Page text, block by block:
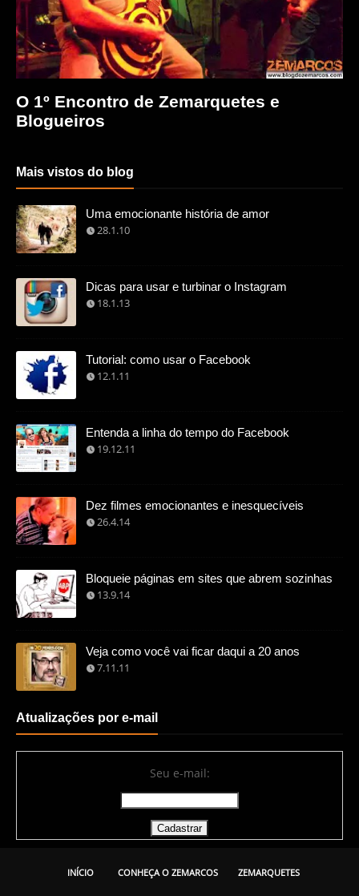
O 1º Encontro de Zemarquetes e
Blogueiros
Mais vistos do blog
Uma emocionante história de amor
28.1.10
Dicas para usar e turbinar o Instagram
18.1.13
Tutorial: como usar o Facebook
12.1.11
Entenda a linha do tempo do Facebook
19.12.11
Dez filmes emocionantes e inesquecíveis
26.4.14
Bloqueie páginas em sites que abrem sozinhas
13.9.14
Veja como você vai ficar daqui a 20 anos
7.11.11
Atualizações por e-mail
Seu e-mail:
INÍCIO CONHEÇA O ZEMARCOS ZEMARQUETES